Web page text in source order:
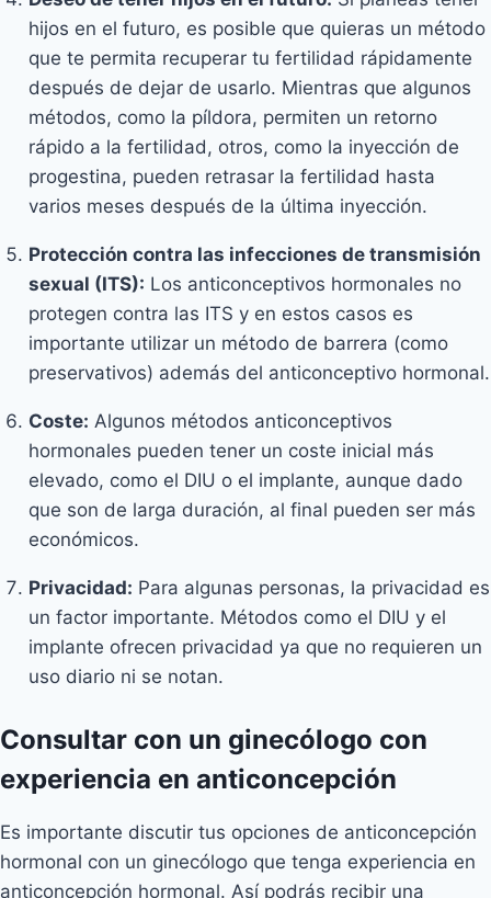
hijos en el futuro, es posible que quieras un método
que te permita recuperar tu fertilidad rápidamente
después de dejar de usarlo. Mientras que algunos
métodos, como la píldora, permiten un retorno
rápido a la fertilidad, otros, como la inyección de
progestina, pueden retrasar la fertilidad hasta
varios meses después de la última inyección.
Protección contra las infecciones de transmisión
sexual (ITS): Los anticonceptivos hormonales no
protegen contra las ITS y en estos casos es
importante utilizar un método de barrera (como
preservativos) además del anticonceptivo hormonal.
Coste: Algunos métodos anticonceptivos
hormonales pueden tener un coste inicial más
elevado, como el DIU o el implante, aunque dado
que son de larga duración, al final pueden ser más
económicos.
Privacidad: Para algunas personas, la privacidad es
un factor importante. Métodos como el DIU y el
implante ofrecen privacidad ya que no requieren un
uso diario ni se notan.
Consultar con un ginecólogo con
experiencia en anticoncepción
Es importante discutir tus opciones de anticoncepción
hormonal con un ginecólogo que tenga experiencia en
anticoncepción hormonal. Así podrás recibir una